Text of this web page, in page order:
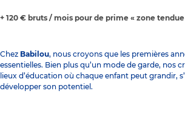
+ 120 € bruts / mois pour de prime « zone tendue
Chez Babilou, nous croyons que les premières
essentielles. Bien plus qu’un mode de garde, nos
lieux d’éducation où chaque enfant peut grandir,
développer son potentiel.